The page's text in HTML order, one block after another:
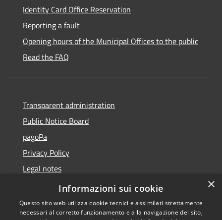
Identity Card Office Reservation
Reporting a fault
Opening hours of the Municipal Offices to the public
Read the FAQ
Transparent administration
Public Notice Board
pagoPa
Privacy Policy
Legal notes
Accessibility Statement
×
Informazioni sui cookie
Questo sito web utilizza cookie tecnici e assimilati strettamente
necessari al corretto funzionamento e alla navigazione del sito,